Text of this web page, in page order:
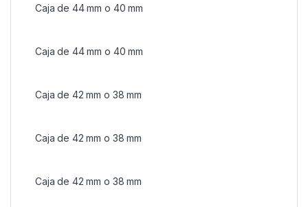
Caja de 44 mm o 40 mm
Caja de 44 mm o 40 mm
Caja de 42 mm o 38 mm
Caja de 42 mm o 38 mm
Caja de 42 mm o 38 mm